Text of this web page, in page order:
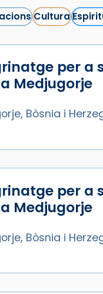
Cultura
per a
Medjugorje
Bòsnia i
per a
Medjugorje
Bòsnia i